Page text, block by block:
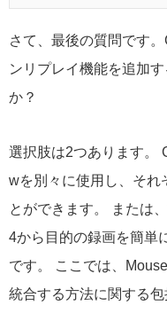
さて、最後の質問です
ンリプレイ機能を追加
か？
選択肢は2つあります。
wを別々に使用し、それ
とができます。 または
4から目的の録画を簡単
です。 ここでは、
統合する方法に関する